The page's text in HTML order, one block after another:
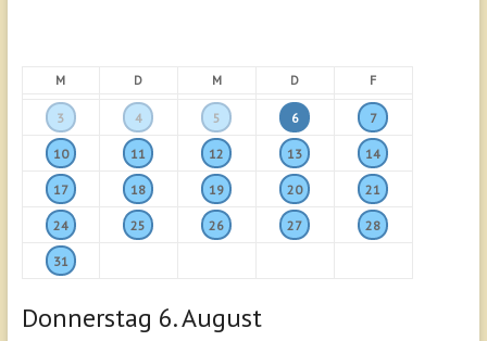
M D M D F
3 4 5 6 7
10 11 12 13 14
17 18 19 20 21
24 25 26 27 28
31
Donnerstag 6.August